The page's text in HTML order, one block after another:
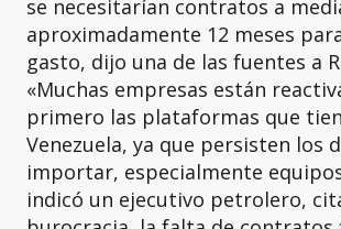
se necesitarían contratos a
aproximadamente 12 meses
gasto, dijo una de las fuentes a
«Muchas empresas están
primero las plataformas que
Venezuela, ya que persisten los
importar, especialmente
indicó un ejecutivo petrolero,